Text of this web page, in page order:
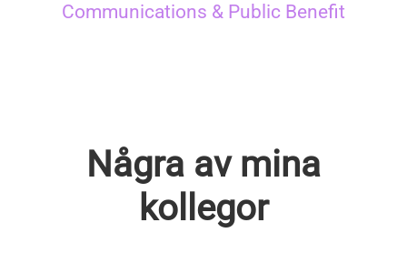
Communications & Public Benefit
Några av mina
kollegor